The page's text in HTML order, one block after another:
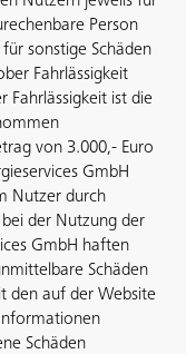
Person
sonstige Schäden
Fahrlässigkeit
Fahrlässigkeit ist die
von 3.000,- Euro
GmbH
Nutzer durch
der Nutzung der
GmbH haften
Schäden
den auf der Website
Schäden